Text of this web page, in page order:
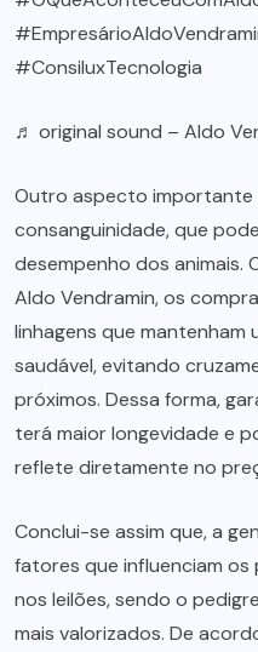
#ConsiluxTecnologia
♬ original sound – Aldo
Outro aspecto importante
consanguinidade, que
desempenho dos animais.
Aldo Vendramin, os
linhagens que mantenham
saudável, evitando
próximos. Dessa forma,
terá maior longevidade e
reflete diretamente no
Conclui-se assim que, a
fatores que influenciam os
nos leilões, sendo o
mais valorizados. De